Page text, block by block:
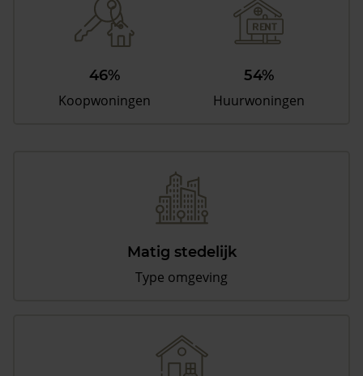
46%
Koopwoningen
54%
Huurwoningen
Matig stedelijk
Type omgeving